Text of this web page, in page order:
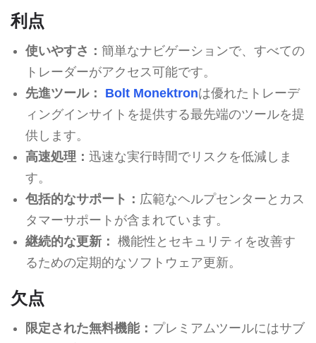
利点
使いやすさ： 簡単なナビゲーションで、すべての
トレーダーがアクセス可能です。
先進ツール：
Bolt Monektronは優れたトレーデ
ィングインサイトを提供する最先端のツールを提
供します。
高速処理： 迅速な実行時間でリスクを低減しま
す。
包括的なサポート： 広範なヘルプセンターとカス
タマーサポートが含まれています。
継続的な更新： 機能性とセキュリティを改善す
るための定期的なソフトウェア更新。
欠点
限定された無料機能： プレミアムツールにはサブ